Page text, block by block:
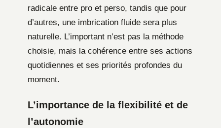
radicale entre pro et perso, tandis que pour
d’autres, une imbrication fluide sera plus
naturelle. L’important n’est pas la méthode
choisie, mais la cohérence entre ses actions
quotidiennes et ses priorités profondes du
moment.
L’importance de la flexibilité et de
l’autonomie